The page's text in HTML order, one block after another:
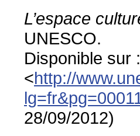
L’espace
UNESCO.
Disponible sur :
<http://
28/09/2012)